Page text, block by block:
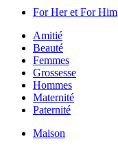
For Her et For Him
Amitié
Beauté
Femmes
Grossesse
Hommes
Maternité
Paternité
Maison